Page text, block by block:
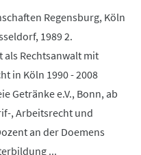
Regensburg, Köln
1989 2.
als Rechtsanwalt mit
in Köln 1990 - 2008
Getränke e.V., Bonn, ab
, Arbeitsrecht und
an der Doemens
...